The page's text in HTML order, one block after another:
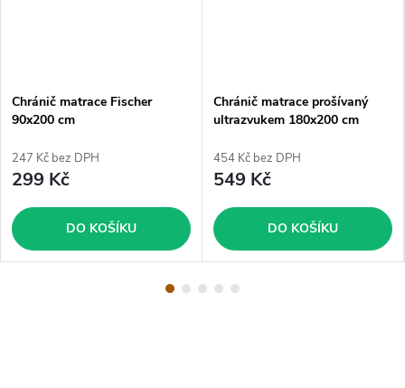
Chránič matrace Fischer
90x200 cm
247 Kč bez DPH
299 Kč
DO KOŠÍKU
Chránič matrace prošívaný
ultrazvukem 180x200 cm
454 Kč bez DPH
549 Kč
DO KOŠÍKU